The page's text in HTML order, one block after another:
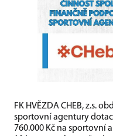
FK HVĚZDA CHEB, z.s.
sportovní agentury
760.000 Kč na sportovní